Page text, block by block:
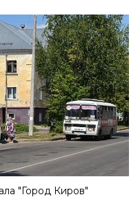
"Город Киров"